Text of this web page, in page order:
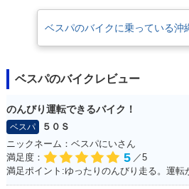
ベスパのバイクに乗っている沖
ベスパのバイクレビュー
のんびり運転できるバイク！
ベスパ
５０Ｓ
ニックネーム：ベスパにいさん
満足度：
5 ／5
満足ポイント:ゆったりのんびり走る。運転